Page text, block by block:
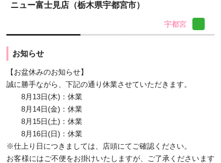
ニュー富士見店（栃木県宇都宮市）
宇都宮
お知らせ
【お盆休みのお知らせ】
誠に勝手ながら、下記の通り休業させていただきます。
8月13日(木)：休業
8月14日(金)：休業
8月15日(土)：休業
8月16日(日)：休業
※仕上り日につきましては、店頭にてご確認ください。
お客様にはご不便をお掛けいたしますが、ご了承くださいます